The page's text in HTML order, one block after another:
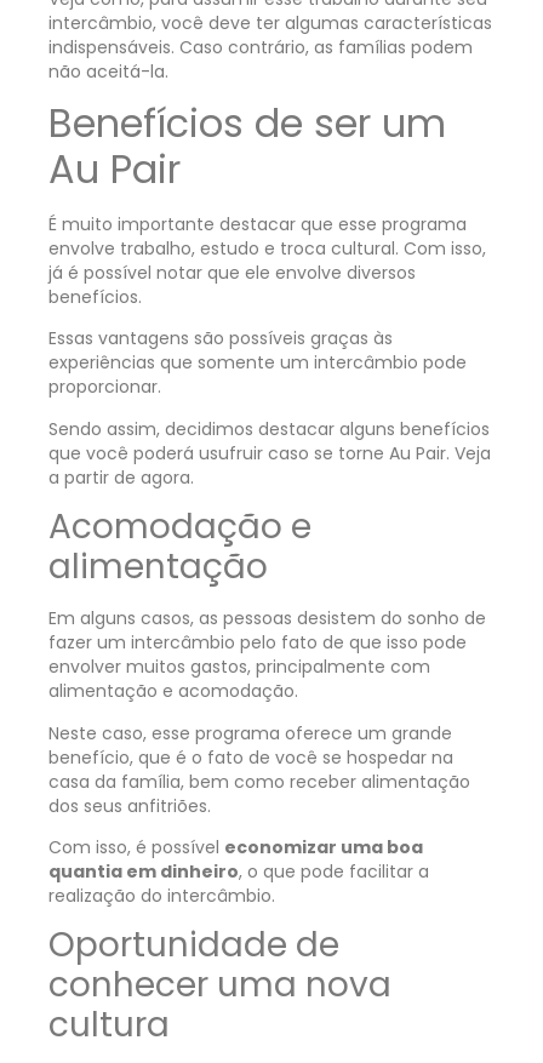
intercâmbio, você deve ter algumas características
indispensáveis. Caso contrário, as famílias podem
não aceitá-la.
Benefícios de ser um
Au Pair
É muito importante destacar que esse programa
envolve trabalho, estudo e troca cultural. Com isso,
já é possível notar que ele envolve diversos
benefícios.
Essas vantagens são possíveis graças às
experiências que somente um intercâmbio pode
proporcionar.
Sendo assim, decidimos destacar alguns benefícios
que você poderá usufruir caso se torne Au Pair. Veja
a partir de agora.
Acomodação e
alimentação
Em alguns casos, as pessoas desistem do sonho de
fazer um intercâmbio pelo fato de que isso pode
envolver muitos gastos, principalmente com
alimentação e acomodação.
Neste caso, esse programa oferece um grande
benefício, que é o fato de você se hospedar na
casa da família, bem como receber alimentação
dos seus anfitriões.
Com isso, é possível economizar uma boa
quantia em dinheiro, o que pode facilitar a
realização do intercâmbio.
Oportunidade de
conhecer uma nova
cultura